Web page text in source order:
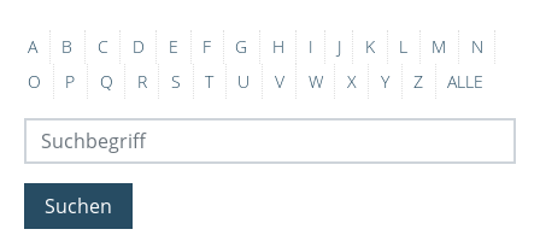
A B C D E F G H I J K L M
N
O
P Q R S T U V W X Y Z ALLE
Suchen